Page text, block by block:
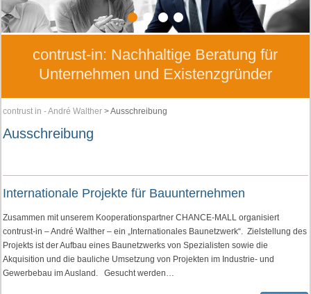
1 2 3 4
contrust-in: Nachhaltige Beratung für
Unternehmen und Existenzgründer
contrust in - André Walther >Ausschreibung
Ausschreibung
Internationale Projekte für Bauunternehmen
Zusammen mit unserem Kooperationspartner CHANCE-MALL organisiert
contrust-in – André Walther – ein „Internationales Baunetzwerk“. Zielstellung des
Projekts ist der Aufbau eines Baunetzwerks von Spezialisten sowie die
Akquisition und die bauliche Umsetzung von Projekten im Industrie- und
Gewerbebau im Ausland. Gesucht werden…